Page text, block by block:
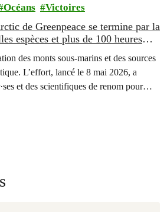
Océans Victoires
de Greenpeace se termine par la
espèces et plus de 100 heures
inédites
des monts sous-marins et des sources
L’effort, lancé le 8 mai 2026, a
et des scientifiques de renom pour
grands fonds marins à des
3 000 mètres.